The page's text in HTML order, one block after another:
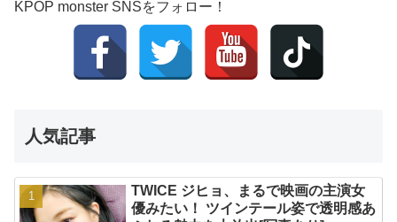
KPOP monster SNSをフォロー！
人気記事
TWICE ジヒョ、まるで映画の主演女
優みたい！ ツインテール姿で透明感あ